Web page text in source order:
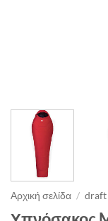
Αρχική σελίδα / draft